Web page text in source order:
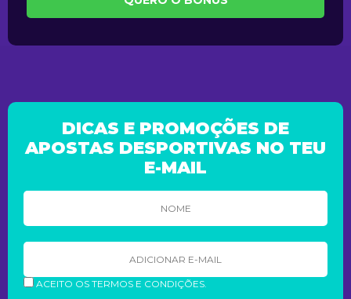
DICAS E PROMOÇÕES DE
APOSTAS DESPORTIVAS NO TEU
E-MAIL
ACEITO OS TERMOS E CONDIÇÕES.